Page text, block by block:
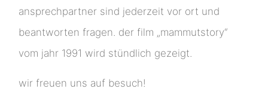
ansprechpartner sind jederzeit vor ort und
beantworten fragen. der film „mammutstory“
vom jahr 1991 wird stündlich gezeigt.
wir freuen uns auf besuch!